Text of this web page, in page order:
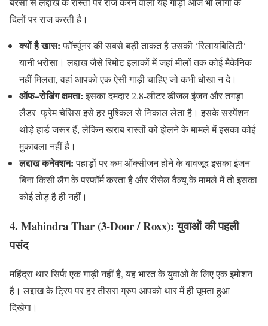
दिलों पर राज करती है।
क्योंहैखास: फॉर्च्यूनर की सबसे बड़ी ताकत है उसकी ‘रिलायबिलिटी‘
यानी भरोसा। लद्दाख जैसे रिमोट इलाकों में जहां मीलों तक कोई मैकेनिक
नहीं मिलता,वहां आपको एक ऐसी गाड़ी चाहिए जो कभी धोखा न दे।
ऑफ–रोडिंगक्षमता: इसका दमदार2.8-लीटर डीजल इंजन और तगड़ा
लैडर–फ्रेम चेसिस इसे हर मुश्किल से निकाल लेता है। इसके सस्पेंशन
थोड़े हार्ड जरूर हैं,लेकिन खराब रास्तों को झेलने के मामले में इसका कोई
मुकाबला नहीं है।
लद्दाखकनेक्शन: पहाड़ों पर कम ऑक्सीजन होने के बावजूद इसका इंजन
बिना किसी लैग के परफॉर्म करता है और रीसेल वैल्यू के मामले में तो इसका
कोई तोड़ है ही नहीं।
4. Mahindra Thar (3-Door / Roxx):युवाओंकीपहली
पसंद
महिंद्रा थार सिर्फ एक गाड़ी नहीं है,यह भारत के युवाओं के लिए एक इमोशन
है। लद्दाख के ट्रिप पर हर तीसरा ग्रुप आपको थार में ही घूमता हुआ
दिखेगा।